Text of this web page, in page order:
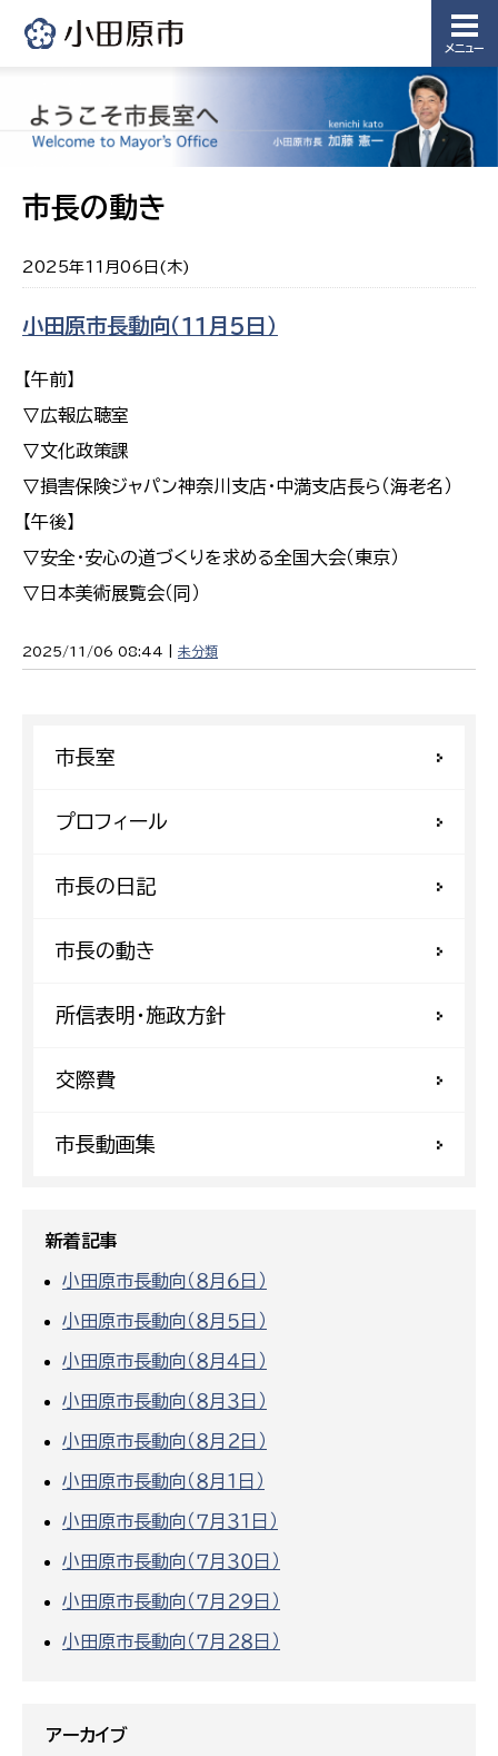
メニュー
市長の動き
2025年11月06日(木)
小田原市長動向（１１月５日）
【午前】
▽広報広聴室
▽文化政策課
▽損害保険ジャパン神奈川支店・中満支店長ら（海老名）
【午後】
▽安全・安心の道づくりを求める全国大会（東京）
▽日本美術展覧会（同）
2025/11/06 08:44 | 未分類
市長室
プロフィール
市長の日記
市長の動き
所信表明・施政方針
交際費
市長動画集
新着記事
小田原市長動向（８月６日）
小田原市長動向（８月５日）
小田原市長動向（８月４日）
小田原市長動向（８月３日）
小田原市長動向（８月２日）
小田原市長動向（８月１日）
小田原市長動向（７月３１日）
小田原市長動向（７月３０日）
小田原市長動向（７月２９日）
小田原市長動向（７月２８日）
アーカイブ